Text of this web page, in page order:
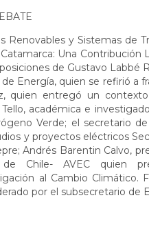
Renovables y Sistemas de
Una Contribución
de Gustavo Labbé
Energía, quien se refirió a
quien entregó un
académica e
Verde; el secretario
y proyectos eléctricos
Andrés Barentin Calvo,
Chile- AVEC quien
al Cambio Climático.
por el subsecretario de